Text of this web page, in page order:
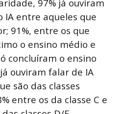
97% já ouviram
entre aqueles que
91%, entre os que
o ensino médio e
concluíram o ensino
ouviram falar de IA
são das classes
entre os da classe C e